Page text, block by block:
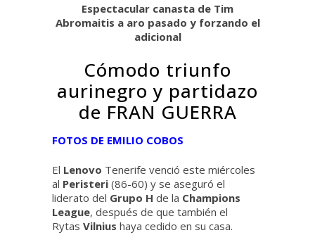
Espectacular canasta de Tim
Abromaitis a aro pasado y forzando el
adicional
Cómodo triunfo
aurinegro y partidazo
de FRAN GUERRA
FOTOS DE EMILIO COBOS
El Lenovo Tenerife venció este miércoles
al Peristeri (86-60) y se aseguró el
liderato del Grupo H de la Champions
League, después de que también el
Rytas Vilnius haya cedido en su casa.